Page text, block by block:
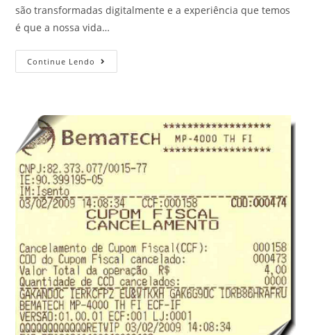
são transformadas digitalmente e a experiência que temos
é que a nossa vida…
Continue Lendo